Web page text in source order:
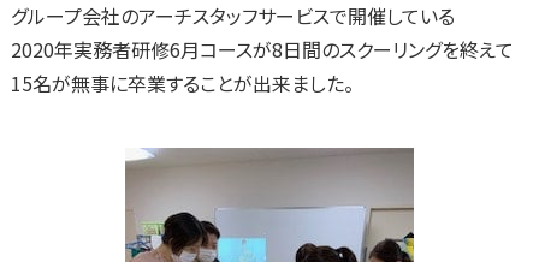
グループ会社のアーチスタッフサービスで開催している
2020年実務者研修6月コースが8日間のスクーリングを終えて
15名が無事に卒業することが出来ました。